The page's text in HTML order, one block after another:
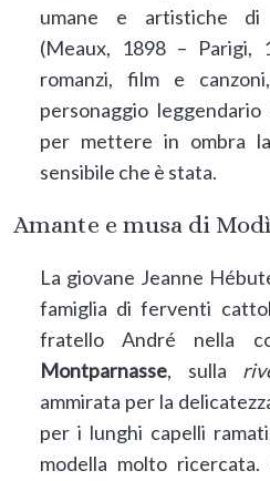
umane e artistiche di
(Meaux, 1898 – Parigi,
romanzi, film e
personaggio
per mettere in ombra
sensibile che è stata.
Amante e musa di Modì
La giovane Jeanne
famiglia di ferventi
fratello André nella
Montparnasse, sulla
ammirata per la
per i lunghi capelli
modella molto